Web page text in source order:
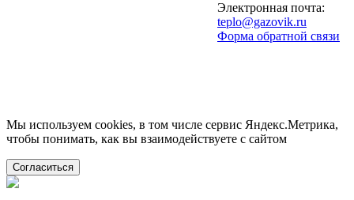
Электронная почта:
teplo@gazovik.ru
Форма обратной связи
Мы используем cookies, в том числе сервис Яндекс.Метрика,
чтобы понимать, как вы взаимодействуете с сайтом
Согласиться